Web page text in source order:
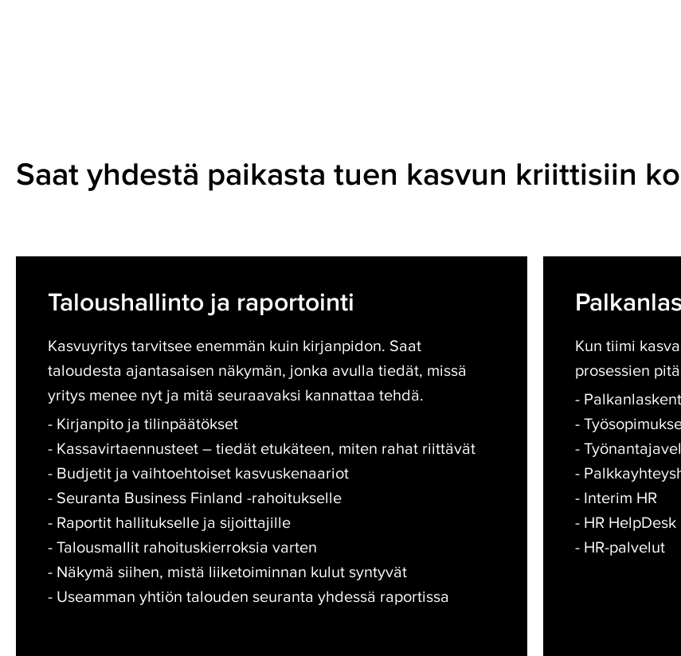
Saat yhdestä paikasta tuen kasvun kriittisiin
Taloushallinto ja raportointi
Kasvuyritys tarvitsee enemmän kuin kirjanpidon. Saat
taloudesta ajantasaisen näkymän, jonka avulla tiedät, missä
yritys menee nyt ja mitä seuraavaksi kannattaa tehdä.
- Kirjanpito ja tilinpäätökset
- Kassavirtaennusteet – tiedät etukäteen, miten rahat riittävät
- Budjetit ja vaihtoehtoiset kasvuskenaariot
- Seuranta Business Finland -rahoitukselle
- Raportit hallitukselle ja sijoittajille
- Talousmallit rahoituskierroksia varten
- Näkymä siihen, mistä liiketoiminnan kulut syntyvät
- Useamman yhtiön talouden seuranta yhdessä raportissa
raportointi
Kun tiimi
prosessien
-
-
-
-
- Interim HR
- HR HelpDesk
- HR-palvelut